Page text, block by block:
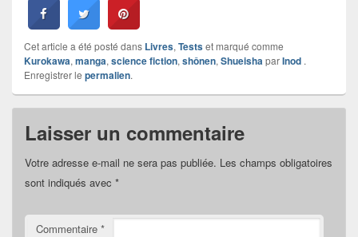
Cet article a été posté dans Livres, Testset marqué comme
Kurokawa, manga, science fiction, shônen, ShueishaparInod .
Enregistrer le permalien.
Laisser un commentaire
Votre adresse e-mail ne sera pas publiée. Les champs obligatoires
sont indiqués avec *
Commentaire *